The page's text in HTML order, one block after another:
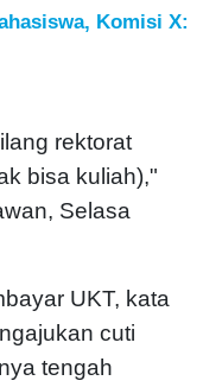
Komisi X:
rektorat
bisa kuliah),"
Selasa
UKT, kata
cuti
tengah